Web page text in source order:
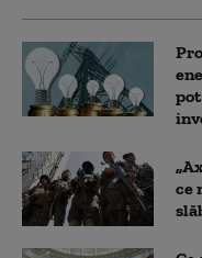
ce